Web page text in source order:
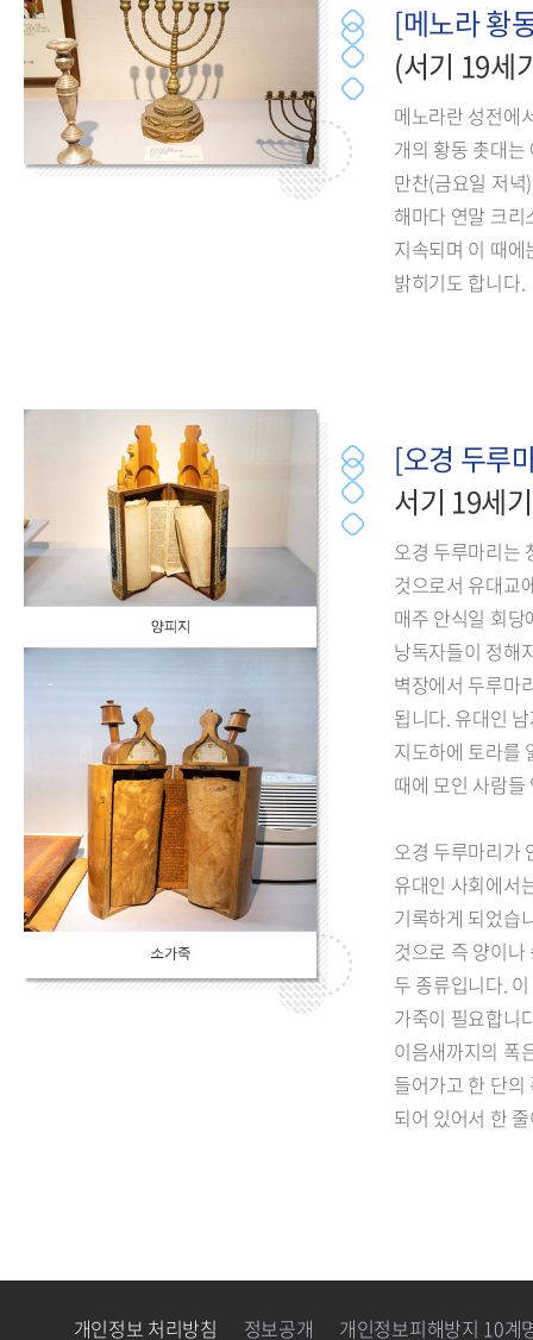
[메노라 황
(서기 19세
메노라란 성전에
개의 황동 촛대
만찬(금요일 저
해마다 연말 크
지속되며 이 때
밝히기도 합니다.
[오경 두루
서기 19세
오경 두루마리는
것으로서 유대교
매주 안식일 회
낭독자들이 정해
벽장에서 두루마
됩니다. 유대인
지도하에 토라를
때에 모인 사람
오경 두루마리가
유대인 사회에서
기록하게 되었습
것으로 즉 양이
두 종류입니다.
가죽이 필요합니
이음새까지의 폭
들어가고 한 단
되어 있어서 한
개인정보 처리방침 정보공개 개인정보피해방지 10계